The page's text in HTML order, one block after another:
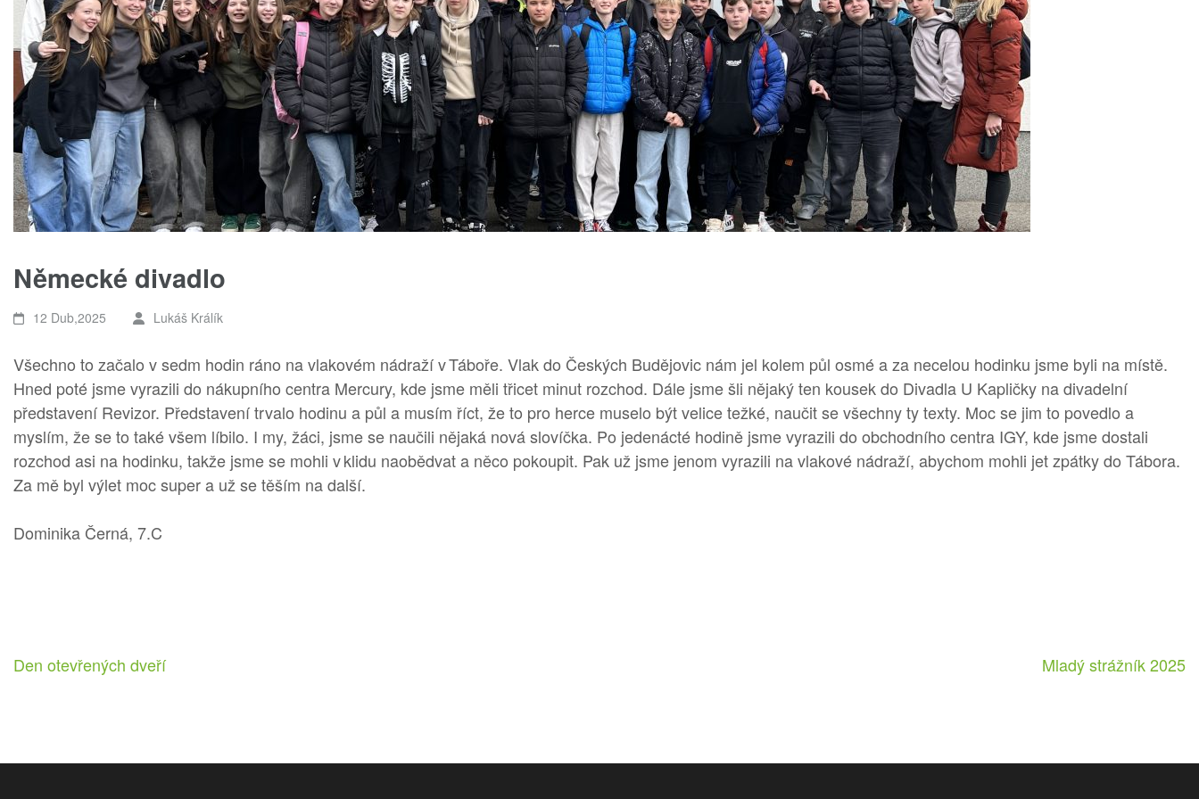
Německé divadlo
12 Dub,2025 Lukáš Králík
Všechno to začalo v sedm hodin ráno na vlakovém nádraží v Táboře. Vlak do Českých Budějovic nám jel kolem půl osmé a za necelou hodinku jsme byli na místě.
Hned poté jsme vyrazili do nákupního centra Mercury, kde jsme měli třicet minut rozchod. Dále jsme šli nějaký ten kousek do Divadla U Kapličky na divadelní
představení Revizor. Představení trvalo hodinu a půl a musím říct, že to pro herce muselo být velice težké, naučit se všechny ty texty. Moc se jim to povedlo a
myslím, že se to také všem líbilo. I my, žáci, jsme se naučili nějaká nová slovíčka. Po jedenácté hodině jsme vyrazili do obchodního centra IGY, kde jsme dostali
rozchod asi na hodinku, takže jsme se mohli v klidu naobědvat a něco pokoupit. Pak už jsme jenom vyrazili na vlakové nádraží, abychom mohli jet zpátky do Tábora.
Za mě byl výlet moc super a už se těším na další.
Dominika Černá, 7.C
Navigace
Den otevřených dveří Mladý strážník 2025